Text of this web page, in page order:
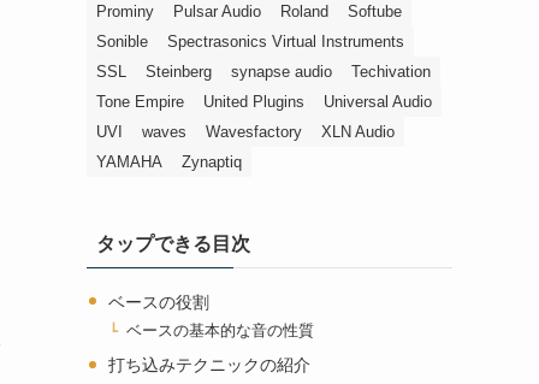
Prominy
Pulsar Audio Roland
Softube
Sonible
Spectrasonics Virtual Instruments
SSL
Steinberg synapse audio
Techivation
Tone Empire
United Plugins
Universal Audio
UVI
waves Wavesfactory
XLN Audio
YAMAHA
Zynaptiq
タップできる目次
ベースの役割
ベースの基本的な音の性質
打ち込みテクニックの紹介